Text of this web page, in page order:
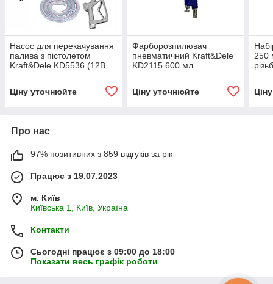
Насос для перекачування
палива з пістолетом
Kraft&Dele KD5536 (12В
Ціну уточнюйте
Фарборозпилювач
пневматичний Kraft&Dele
KD2115 600 мл
Ціну уточнюйте
250
Про нас
97% позитивних з 859 відгуків за рік
Працює з 19.07.2023
м. Київ
Київська 1, Київ, Україна
Контакти
Сьогодні працює з 09:00 до 18:00
Показати весь графік роботи